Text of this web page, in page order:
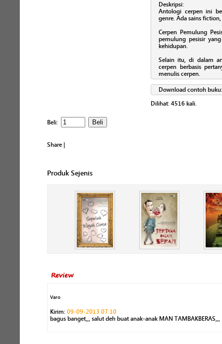
Deskripsi:
Antologi cerpen ini
genre. Ada sains
Cerpen Pemulung
pemulung pesisir
kehidupan.
Selain itu, di dalam
cerpen berbasis
menulis cerpen.
Download contoh
Dilihat: 4516 kali.
Beli:
Share |
Produk Sejenis
Review
Varo
Kirim: 09-09-2013 07:10
bagus banget,,, salut deh buat anak-anak MAN TAMBAKBERAS,,,